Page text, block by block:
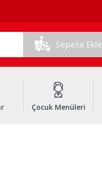
Sepete Ekle
Çocuk Menüleri